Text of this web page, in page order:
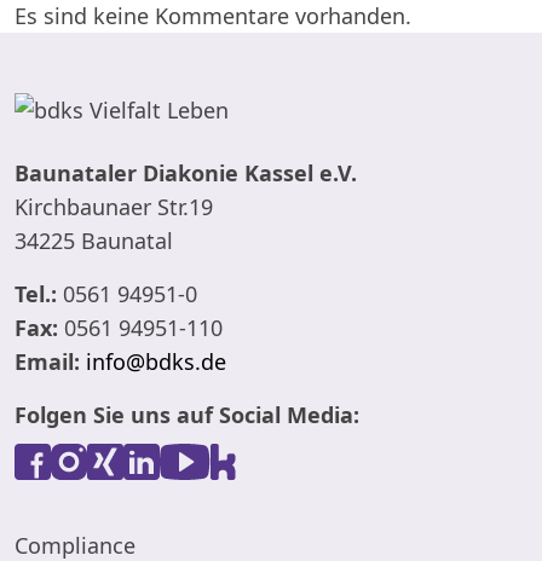
Es sind keine Kommentare vorhanden.
Baunataler Diakonie Kassel e.V.
Kirchbaunaer Str.19
34225 Baunatal
Tel.: 0561 94951-0
Fax: 0561 94951-110
Email: info@bdks.de
Folgen Sie uns auf Social Media:
Compliance